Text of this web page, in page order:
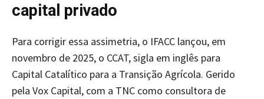
capital privado
Para corrigir essa assimetria, o IFACC lançou, em
novembro de 2025, o CCAT, sigla em inglês para
Capital Catalítico para a Transição Agrícola. Gerido
pela Vox Capital, com a TNC como consultora de